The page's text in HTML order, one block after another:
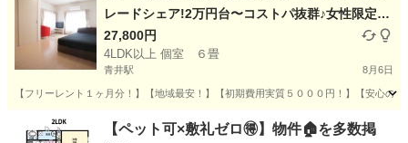
レードシェア!2万円台〜コストパ抜群♪女性限定!
新築同様室内フルリノベーション済♫
27,800円
4LDK以上 個室 ６畳
青井駅 8月6日
【フリーレント１ヶ月分！】【地域最安！】【初期費用実質５０００円！】【安心
足立区 青井駅 シェアハウス フルリノベーション
【ペット可×敷礼ゼロ🉐】物件🏠を多数掲